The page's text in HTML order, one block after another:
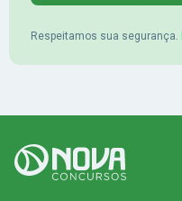
Respeitamos sua segurança.